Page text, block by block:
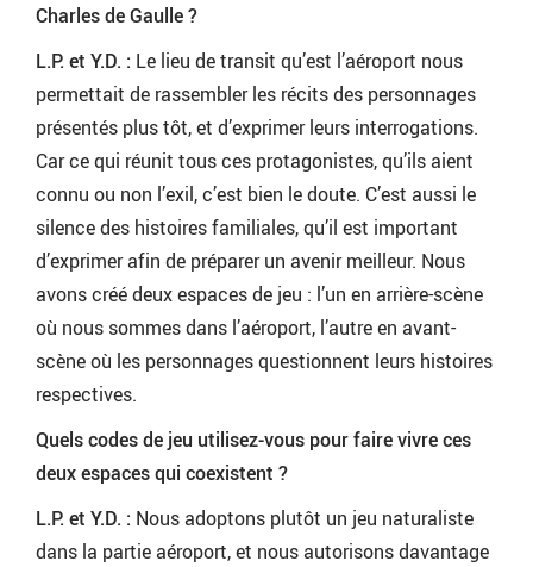
Charles de Gaulle ?
L.P. et Y.D. : Le lieu de transit qu’est l’aéroport nous
permettait de rassembler les récits des personnages
présentés plus tôt, et d’exprimer leurs interrogations.
Car ce qui réunit tous ces protagonistes, qu’ils aient
connu ou non l’exil, c’est bien le doute. C’est aussi le
silence des histoires familiales, qu’il est important
d’exprimer afin de préparer un avenir meilleur. Nous
avons créé deux espaces de jeu : l’un en arrière-scène
où nous sommes dans l’aéroport, l’autre en avant-
scène où les personnages questionnent leurs histoires
respectives.
Quels codes de jeu utilisez-vous pour faire vivre ces
deux espaces qui coexistent ?
L.P. et Y.D. : Nous adoptons plutôt un jeu naturaliste
dans la partie aéroport, et nous autorisons davantage